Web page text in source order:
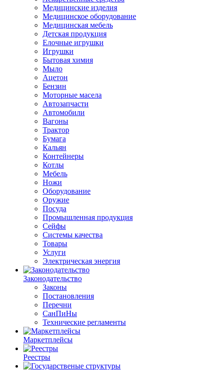
Медицинские изделия
Медицинское оборудование
Медицинская мебель
Детская продукция
Елочные игрушки
Игрушки
Бытовая химия
Мыло
Ацетон
Бензин
Моторные масела
Автозапчасти
Автомобили
Вагоны
Трактор
Бумага
Кальян
Контейнеры
Котлы
Мебель
Ножи
Оборудование
Оружие
Посуда
Промышленная продукция
Сейфы
Системы качества
Товары
Услуги
Электрическая энергия
Законодательство
Законы
Постановления
Перечни
СанПиНы
Технические регламенты
Маркетплейсы
Реестры